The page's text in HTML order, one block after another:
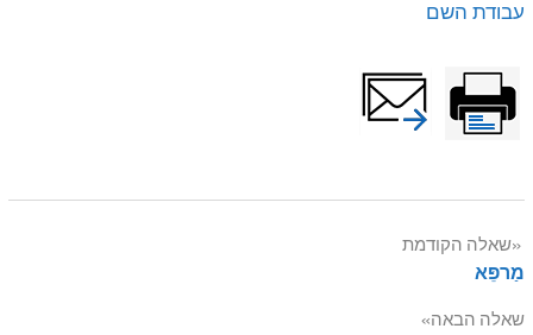
עבודת השם
Post
navigation
שאלה הקודמת
מַרפֵּא
שאלה הבאה